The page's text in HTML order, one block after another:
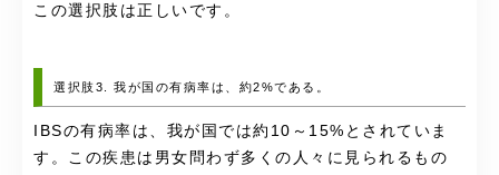
この選択肢は正しいです。
選択肢3. 我が国の有病率は、約2%である。
IBSの有病率は、我が国では約10～15%とされていま
す。この疾患は男女問わず多くの人々に見られるもの